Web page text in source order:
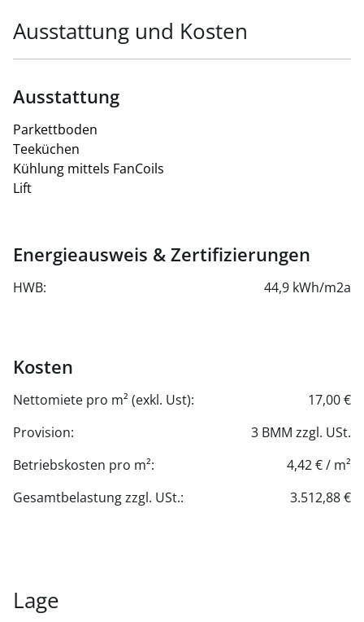
Ausstattung und Kosten
Ausstattung
Parkettboden
Teeküchen
Kühlung mittels FanCoils
Lift
Energieausweis & Zertifizierungen
HWB: 44,9 kWh/m2a
Kosten
Nettomiete pro m² (exkl. Ust):
17,00 €
Provision:
3 BMM zzgl. USt.
Betriebskosten pro m²:
4,42 € / m²
Gesamtbelastung zzgl. USt.:
3.512,88 €
Lage